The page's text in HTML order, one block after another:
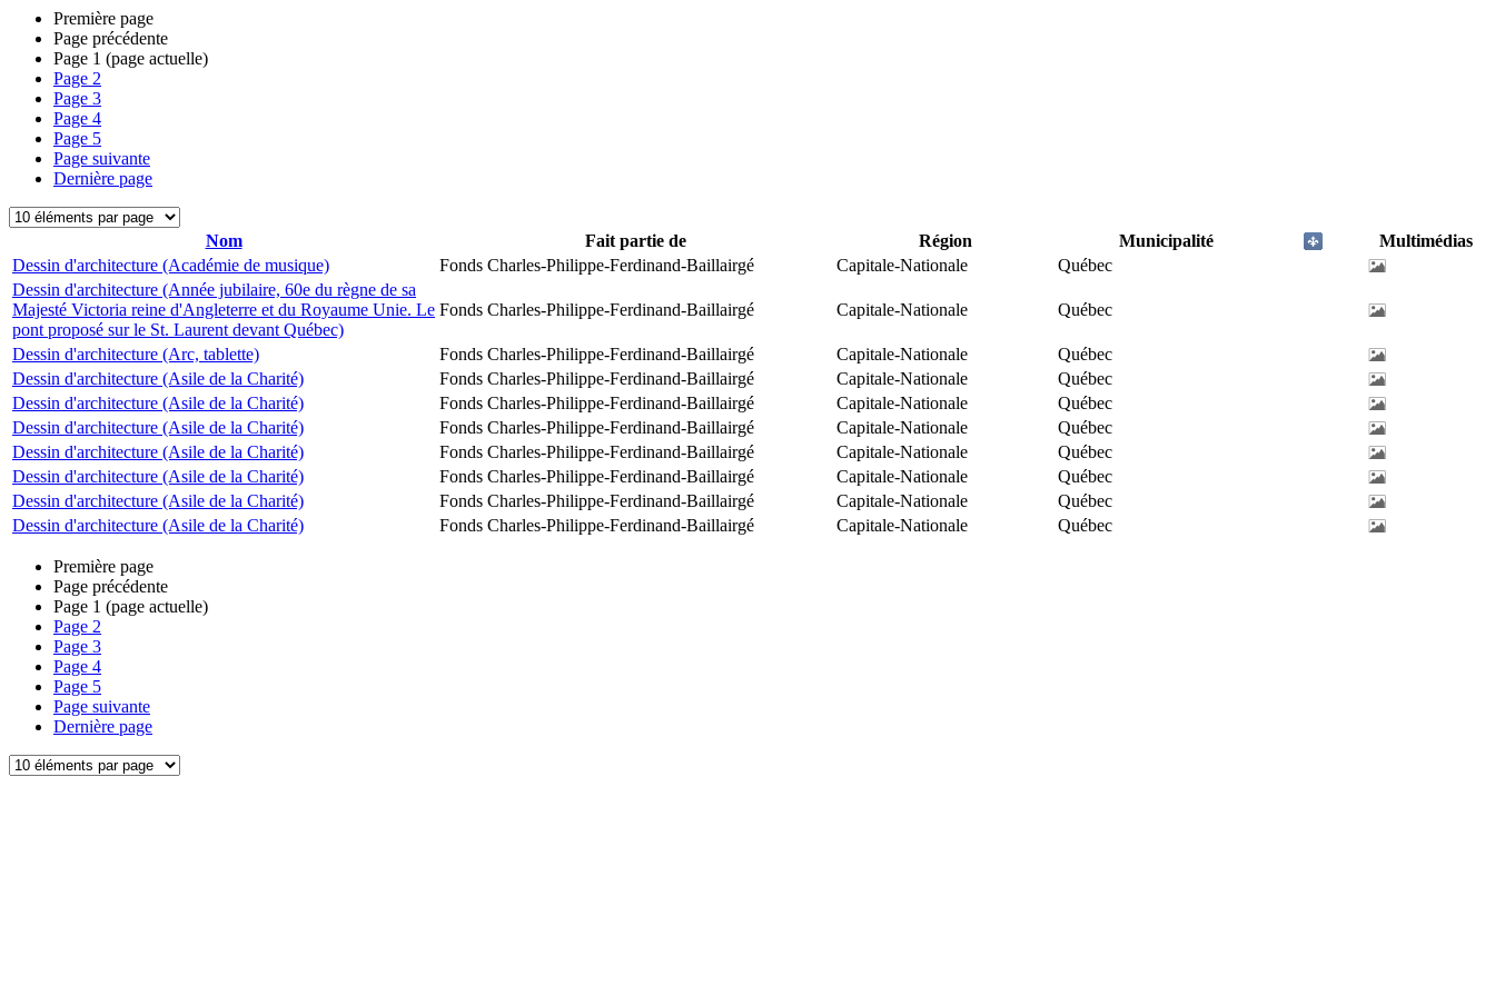
Première page
Page précédente
Page 1 (page actuelle)
Page 2
Page 3
Page 4
Page 5
Page suivante
Dernière page
Nom Fait partie de Région Municipalité
Multimédias
Dessin d'architecture (Académie de musique)
Fonds Charles-Philippe-Ferdinand-Baillairgé Capitale-Nationale
Québec
Dessin d'architecture (Année jubilaire, 60e du règne de sa
Majesté Victoria reine d'Angleterre et du Royaume Unie. Le
pont proposé sur le St. Laurent devant Québec)
Fonds Charles-Philippe-Ferdinand-Baillairgé Capitale-Nationale Québec
Dessin d'architecture (Arc, tablette) Fonds Charles-Philippe-Ferdinand-Baillairgé Capitale-Nationale
Québec
Dessin d'architecture (Asile de la Charité)
Fonds Charles-Philippe-Ferdinand-Baillairgé Capitale-Nationale
Québec
Dessin d'architecture (Asile de la Charité)
Fonds Charles-Philippe-Ferdinand-Baillairgé Capitale-Nationale
Québec
Dessin d'architecture (Asile de la Charité)
Fonds Charles-Philippe-Ferdinand-Baillairgé Capitale-Nationale
Québec
Dessin d'architecture (Asile de la Charité)
Fonds Charles-Philippe-Ferdinand-Baillairgé Capitale-Nationale
Québec
Dessin d'architecture (Asile de la Charité)
Fonds Charles-Philippe-Ferdinand-Baillairgé Capitale-Nationale
Québec
Dessin d'architecture (Asile de la Charité)
Fonds Charles-Philippe-Ferdinand-Baillairgé Capitale-Nationale
Québec
Dessin d'architecture (Asile de la Charité)
Fonds Charles-Philippe-Ferdinand-Baillairgé Capitale-Nationale Québec
Première page
Page précédente
Page 1 (page actuelle)
Page 2
Page 3
Page 4
Page 5
Page suivante
Dernière page